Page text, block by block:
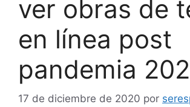
ver obras de
en línea post
pandemia
17 de diciembre de 2020 por